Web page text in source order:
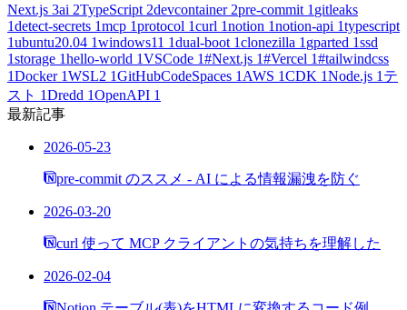
Next.js 3ai 2TypeScript 2devcontainer 2pre-commit 1 gitleaks
1detect-secrets 1mcp 1protocol 1curl 1notion 1notion-api 1typescript
1ubuntu20.04 1windows11 1dual-boot 1clonezilla 1 gparted 1ssd
1storage 1hello-world 1VSCode 1#Next.js 1#Vercel 1#tailwindcss
1Docker 1WSL2 1GitHubCodeSpaces 1 AWS 1CDK 1Node.js 1 テ
スト 1Dredd 1OpenAPI 1
最新記事
2026-05-23
pre-commit のススメ - AI による情報漏洩を防ぐ
2026-03-20
curl 使って MCP クライアントの気持ちを理解した
2026-02-04